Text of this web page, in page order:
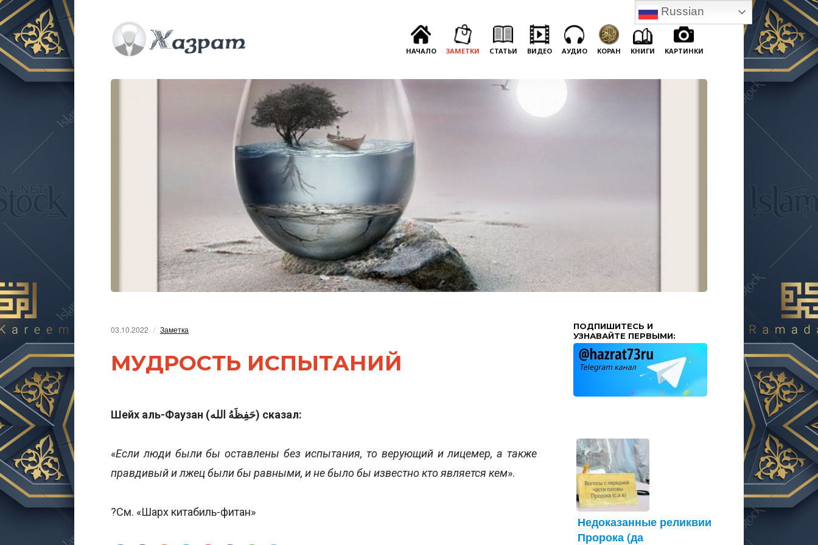
НАЧАЛО ЗАМЕТКИ СТАТЬИ ВИДЕО АУДИО КОРАН КНИГИ КАРТИНКИ
03.10.2022 Заметка
МУДРОСТЬ ИСПЫТАНИЙ
Шейх аль-Фаузан (حَفِظَهُ الله) сказал:
«Если люди были бы оставлены без испытания, то верующий и лицемер, а также
правдивый и лжец были бы равными, и не было бы известно кто является кем».
?См. «Шарх китабиль-фитан»
ПОДПИШИТЕСЬ И
УЗНАВАЙТЕ ПЕРВЫМИ:
Недоказанные реликвии
Пророка (да
Russian